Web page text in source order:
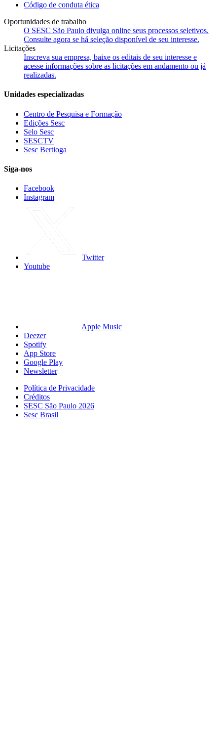
Código de conduta ética
Oportunidades de trabalho
O SESC São Paulo divulga online seus processos seletivos.
Consulte agora se há seleção disponível de seu interesse.
Licitações
Inscreva sua empresa, baixe os editais de seu interesse e
acesse informações sobre as licitações em andamento ou já
realizadas.
Unidades especializadas
Centro de Pesquisa e Formação
Edições Sesc
Selo Sesc
SESCTV
Sesc Bertioga
Siga-nos
Facebook
Instagram
Twitter
Youtube
Apple Music
Deezer
Spotify
App Store
Google Play
Newsletter
Política de Privacidade
Créditos
SESC São Paulo 2026
Sesc Brasil